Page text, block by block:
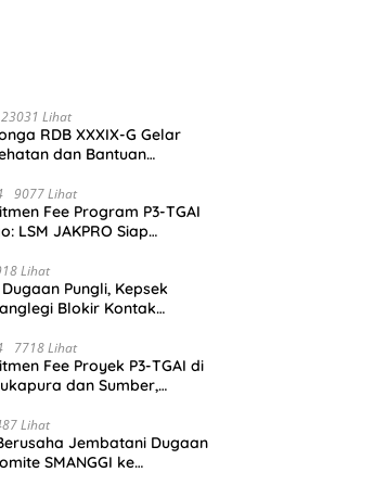
23031 Lihat
RDB XXXIX-G Gelar
dan Bantuan
9077 Lihat
Fee Program P3-TGAI
LSM JAKPRO Siap
Lihat
Pungli, Kepsek
Blokir Kontak
7718 Lihat
Fee Proyek P3-TGAI di
dan Sumber,
Lihat
Jembatani Dugaan
SMANGGI ke